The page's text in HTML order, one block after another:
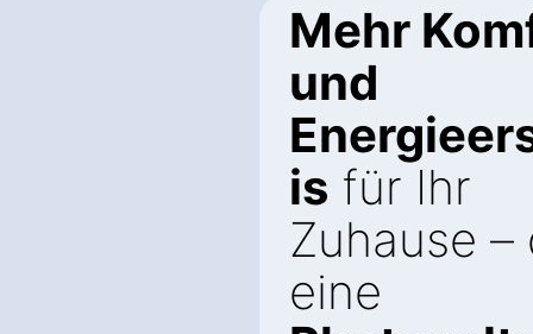
Mehr
und
is für Ihr
Zuhause –
eine